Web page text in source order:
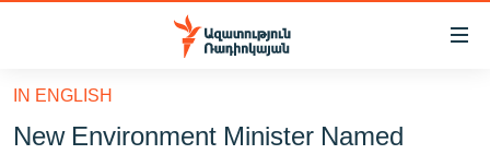
Մատչելիության
հիմնական
բովանդակությանը
IN ENGLISH
New Environment Minister Named